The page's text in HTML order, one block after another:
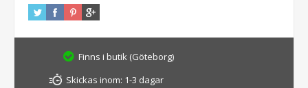
Finns i butik (Göteborg)
Skickas inom: 1-3 dagar